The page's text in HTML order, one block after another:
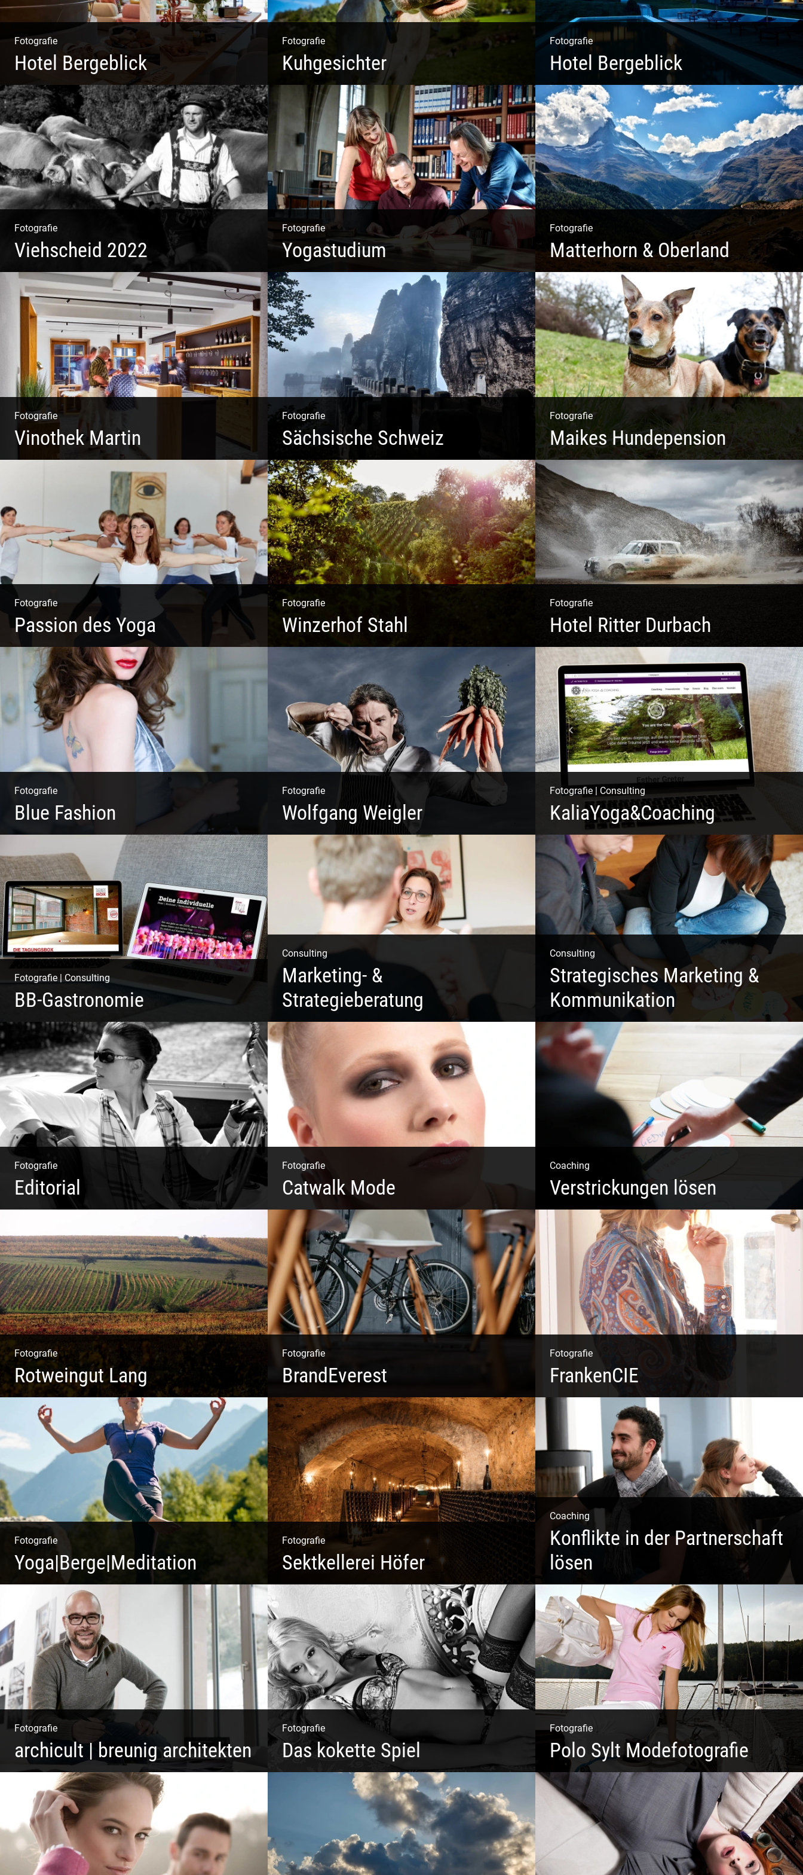
Fotografie
Hotel Bergeblick
Zweites Shooting für das Designhotel in Bad Tölz
Fotografie
Kuhgesichter
Kuhportraits
Fotografie
Hotel Bergeblick
Wunderbare Architektur, außergewöhnliches Design –
eine Oase der Ruhe und Entspannung. Ausgedehnte
Fotostrecke
Fotografie
Viehscheid 2022
Fotografie
Yogastudium
Philosophie | Asana | Yogapraxis
Fotografie
Matterhorn & Oberland
Impressionen Gornergrat & Berner Oberland
Fotografie
Vinothek Martin
Shooting Vinothek und Ferienwohnung
Fotografie
Sächsische Schweiz
Morgendliche Mystik im Elbsandsteingebirge
Fotografie
Maikes Hundepension
Tierisch lebendiges Shooting
Fotografie
Passion des Yoga
Ein herzliches Team
Fotografie
Winzerhof Stahl
Ganz neu durfte es werden. Alles. Fotos. Web. Shop.
Fotografie
Hotel Ritter Durbach
Matsch|Oldtimer|Männer|Spass
Fotografie
Blue Fashion
Blue Fashion
Fotografie
Wolfgang Weigler
W.U.F.O. Food Orbiter | Event Gastronomie | Catering
Service | Essen & Trinken
Fotografie| Consulting
KaliaYoga&Coaching
Pint- & Webdesign, Fotografie & Corporate-Design
Fotografie Consulting
BB-Gastronomie
Fotografie, Marketing & Design
Consulting
Marketing- &
Strategieberatung
Deine Produkte oder deine Dienstleistung auf den Markt
bringen!
Consulting
Strategisches Marketing &
Kommunikation
Deine Darstellung nach außen und innen
Fotografie
Editorial
Fotografie
Catwalk Mode
Catwalk Mode Fotografie
Coaching
Verstrickungen lösen
Systemisches Coaching & Systemische Aufstellung
Fotografie
Rotweingut Lang
Rotweine aus Österreich | Genussvolle Weinprobe |
Herbstliche Weinberge | Uriger Weinkeller
Fotografie
BrandEverest
Kommunikationsfotografie | Branding mit Bildwelten |
Markenerlebnisse | Corporate Design
Fotografie
FrankenCIE
Fotografie
Yoga|Berge|Meditation
Freiheit genießen | Körper, Geist und Energie | Ruhe
und Entspannung | Bewusstsein für Natur
Fotografie
Sektkellerei Höfer
Sekt Perlen | Tiefe Keller | Coole Kerle | Idyllische
Coaching
Konflikte in der Partnerschaft
lösen
Paar Coaching – Der Weg in die Leichtigkeit und
Harmonie
Fotografie
archicult | breunig architekten
Architekten & Bürokatzen | Bauzeichner & Bauleiter |
Mitarbeiter Shooting | Kreative Köpfe
Fotografie
Das kokette Spiel
Sinnlich inszeniert, spielerische Poesie
Fotografie
Polo Sylt Modefotografie
Polo Sylt Modefotografie